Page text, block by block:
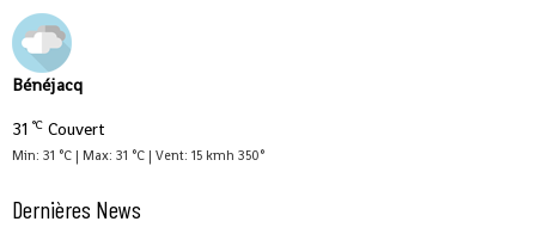
Bénéjacq
31 °C Couvert
Min: 31 °C | Max: 31 °C | Vent: 15 kmh 350°
Dernières News